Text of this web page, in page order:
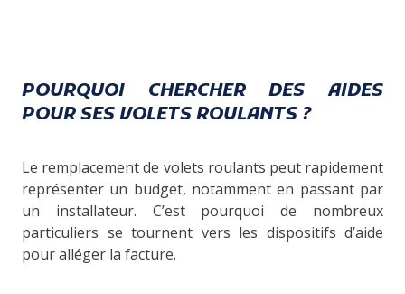
POURQUOI CHERCHER DES AIDES
POUR SES VOLETS ROULANTS ?
Le remplacement de volets roulants peut rapidement
représenter un budget, notamment en passant par
un installateur. C’est pourquoi de nombreux
particuliers se tournent vers les dispositifs d’aide
pour alléger la facture.